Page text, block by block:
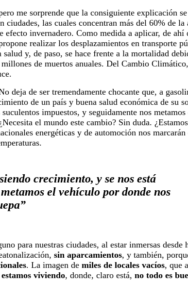
me sorprende que la consiguiente explicación
las cuales concentran más del 60% de la
efecto invernadero. Como medida a aplicar, de ahí
realizar los desplazamientos en transporte
y, de paso, se hace frente a la mortalidad
de muertos anuales. Del Cambio
deja de ser tremendamente chocante que, a
de un país y buena salud económica de su
impuestos, y seguidamente nos
el mundo este cambio? Sin duda.
energéticas y de automoción nos marcarán
crecimiento, y se nos está
el vehículo por donde nos
para nuestras ciudades, al estar inmersas desde
sin aparcamientos, y también,
. La imagen de miles de locales vacíos, que
viviendo, donde, claro está, no todo es